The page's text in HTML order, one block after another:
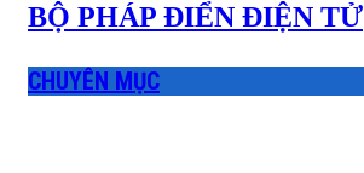
BỘ PHÁP ĐIỂN ĐIỆN TỬ
CHUYÊN MỤC